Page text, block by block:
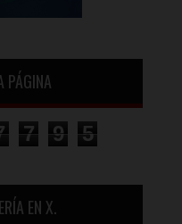
PÁGINA
7 9 5
EN X.